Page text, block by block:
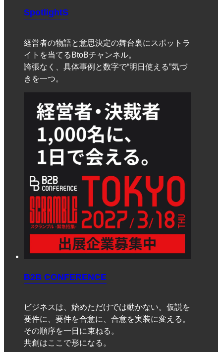
SpotlightS
経営者の物語と意思決定の舞台裏にスポットラ
イトを当てるBtoBチャンネル。
誇張なく、具体事例と数字で“明日使える”気づ
きを一つ。
B2B CONFERENCE
ビジネスは、始めただけでは動かない。仮説を
要件に、要件を合意に、合意を実装に変える。
その順序を一日に束ねる。
共創はここで形になる。